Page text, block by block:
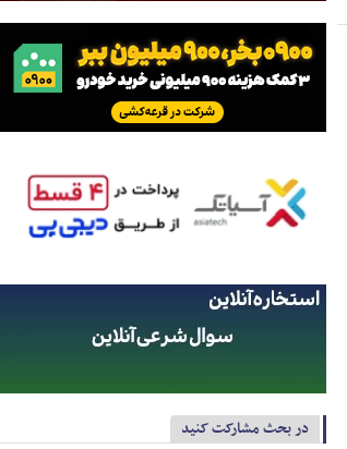
در بحث مشارکت کنید